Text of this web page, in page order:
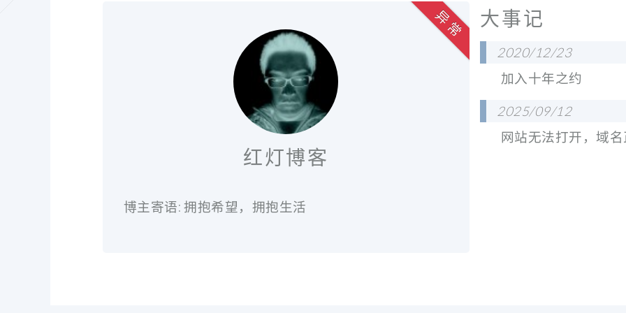
红灯博客
博主寄语: 拥抱希望，拥抱生活
异 常 大事记
2020/12/23
加入十年之约
2025/09/12
网站无法打开，域名